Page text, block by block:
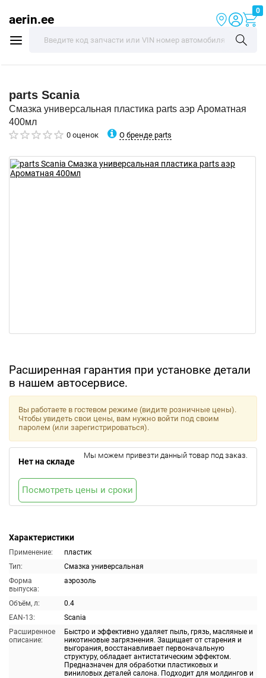
aerin.ee
0
parts Scania
Смазка универсальная пластика parts аэр Ароматная
400мл
0 оценок О бренде parts
Расширенная гарантия при установке детали
в нашем автосервисе.
Характеристики
Применение:
пластик
Тип:
Смазка универсальная
Форма
выпуска:
аэрозоль
Объём, л:
0.4
EAN-13:
Scania
Расширенное
описание:
Быстро и эффективно удаляет пыль, грязь, масляные и
никотиновые загрязнения. Защищает от старения и
выгорания, восстанавливает первоначальную
структуру, обладает антистатическим эффектом.
Предназначен для обработки пластиковых и
виниловых деталей салона. Подходит для молдингов и
Вы работаете в гостевом режиме (видите розничные цены).
Чтобы увидеть свои цены, вам нужно войти под своим
паролем (или зарегистрироваться).
Нет на складе
Мы можем привезти данный товар под заказ.
Посмотреть цены и сроки